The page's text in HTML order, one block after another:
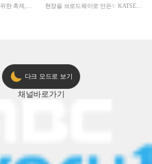
한 축제,
현장을 브로드웨이로 만든✨ KATSEYE
다크 모드로 보기
채널바로가기